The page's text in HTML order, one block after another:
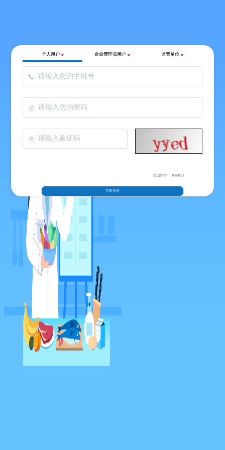
个人用户 企业管理员用户 监管单位
忘记密码？ 联系我们
立即登录